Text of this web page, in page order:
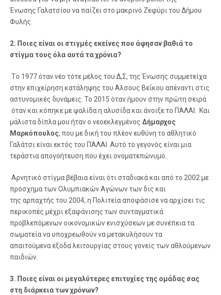
Ένωσης Γαλατσίου να παίζει στο μακρινό Ζεφύρι του Δήμου
Φυλής.
2. Ποιες είναι οι στιγμές εκείνες που άφησαν βαθιά το
στίγμα τους όλα αυτά τα χρόνια?
Tο 1977 όταν νέο τότε μέλος του Δ,Σ, της Ένωσης συμμετείχα
στην επιχείρηση κατάληψης του Άλσους Βεΐκου απέναντι στις
αστυνομικές δυνάμεις. To 2015 όταν ήμουν στην πρώτη σειρά
όταν και κόπηκε με ψαλίδα η αλυσίδα και άνοιξε το ΠΑΛΑΙ. Και
μάλιστα δίπλα μου ήταν ο νεοεκλεγμένος Δήμαρχος
Μαρκόπουλος, που με δική του πλέον ευθύνη το αθλητικό
Γαλάτσι είναι εκτός του ΠΑΛΑΙ. Αυτό το γεγονός είναι μια
τεράστια απογοήτευση που έχει ονοματεπώνυμο.
Αρνητικό στίγμα βέβαια είναι ότι σταδιακά και από το 2002 με
πρόσχημα των Ολυμπιακών Αγώνων των δις και
της αρπαχτής του 2004, η Πολιτεία αποφάσισε να αρχίσει τις
περικοπές μέχρι εξαφάνισης των συνταγματικά
προβλεπόμενων οικονομικών ενισχύσεων με συνέπεια τα
σωματεία να υποχρεωθούν να μετακυλήσουν τα
απαιτούμενα έξοδα λειτουργίας στους γονείς των αθλούμενων
παιδιών.
3. Ποιες είναι οι μεγαλύτερες επιτυχίες της ομάδας σας
στη διάρκεια των χρόνων?